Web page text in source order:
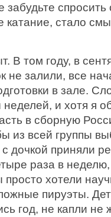
забудьте
катание, стало
В том году, в
не залили, все
в зале.
и хотя я
в сборную
из всей группы
дочкой приняли
раза в
хотели
пируэты.
год, не капли